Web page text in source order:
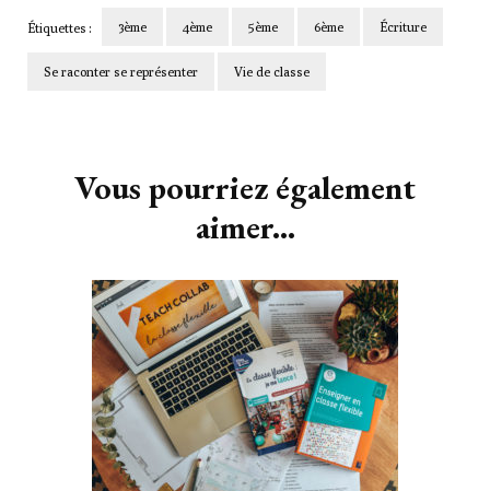
Étiquettes : 3ème 4ème 5ème 6ème Écriture
Se raconter se représenter Vie de classe
Vous pourriez également
aimer...